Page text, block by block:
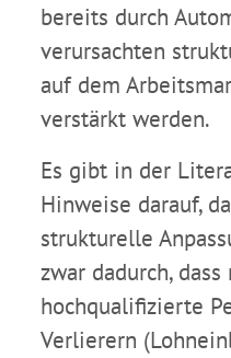
bereits durch
verursachten
auf dem
verstärkt werden.
Es gibt in der
Hinweise darauf,
strukturelle
zwar dadurch, dass
hochqualifizierte
Verlierern